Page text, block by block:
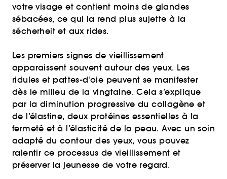
votre visage et contient moins de glandes
sébacées, ce qui la rend plus sujette à la
sécherheit et aux rides.
Les premiers signes de vieillissement
apparaissent souvent autour des yeux. Les
ridules et pattes-d’oie peuvent se manifester
dès le milieu de la vingtaine. Cela s’explique
par la diminution progressive du collagène et
de l’élastine, deux protéines essentielles à la
fermeté et à l’élasticité de la peau. Avec un soin
adapté du contour des yeux, vous pouvez
ralentir ce processus de vieillissement et
préserver la jeunesse de votre regard.